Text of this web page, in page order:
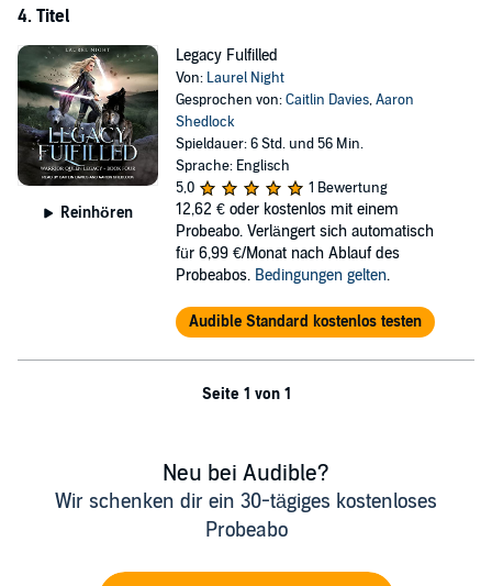
4. Titel
Reinhören
Legacy Fulfilled
Von: Laurel Night
Gesprochen von:Caitlin Davies,Aaron
Shedlock
Spieldauer: 6 Std. und 56 Min.
Sprache: Englisch
5,0
1 Bewertung
12,62 € oder kostenlos mit einem
Probeabo. Verlängert sich automatisch
für 6,99 €/Monat nach Ablauf des
Probeabos. Bedingungen gelten.
Audible Standard kostenlos testen
Seite 1 von 1
Neu bei Audible?
Wir schenken dir ein 30-tägiges kostenloses
Probeabo